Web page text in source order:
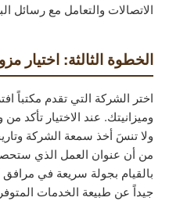
الاتصالات والتعامل مع رسائل
الخطوة الثالثة: اختيار
اختر الشركة التي تقدم مكتباً
وميزانيتك. عند الاختيار تأكد
ولا تنسَ أخذ سمعة الشركة
من أن عنوان العمل الذي
بالقيام بجولة سريعة في
جيداً عن طبيعة الخدمات